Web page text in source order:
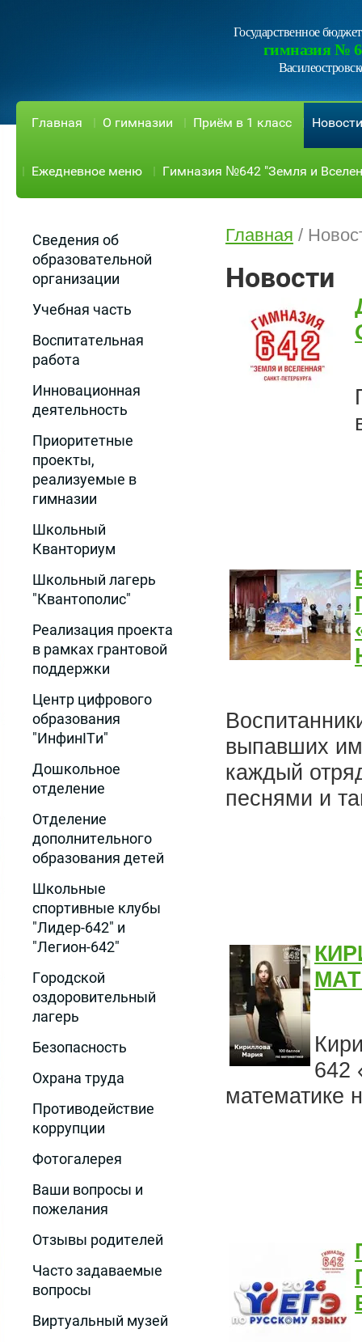
Государственное
гимназия №
Главная О гимназии Приём в 1 класс Новости
Ежедневное меню Гимназия №642 "Земля и
Сведения об
образовательной
организации
Учебная часть
Воспитательная
работа
Инновационная
деятельность
Приоритетные
проекты,
реализуемые в
гимназии
Школьный
Кванториум
Школьный лагерь
"Квантополис"
Реализация проекта
в рамках грантовой
поддержки
Центр цифрового
образования
"ИнфинITи"
Дошкольное
отделение
Отделение
дополнительного
образования детей
Школьные
спортивные клубы
"Лидер-642" и
"Легион-642"
Городской
оздоровительный
лагерь
Безопасность
Охрана труда
Противодействие
коррупции
Фотогалерея
Ваши вопросы и
пожелания
Отзывы родителей
Часто задаваемые
вопросы
Виртуальный музей
Главная /
Новости
выпавших
каждый
песнями и
642
математике